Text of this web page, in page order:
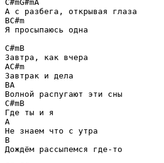
C#mG#mA
BC#m
Я просыпаюсь одна
C#mB
AC#m
BA
C#mB
A
B
Дождём рассыпемся где-то